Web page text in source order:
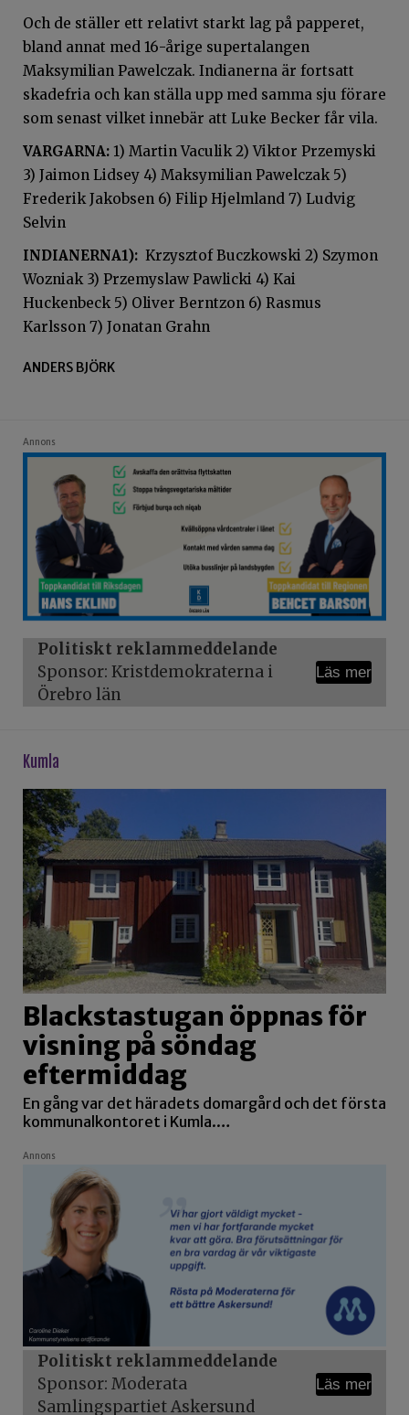
Och de ställer ett relativt starkt lag på papperet,
bland annat med 16-årige supertalangen
Maksymilian Pawelczak. Indianerna är fortsatt
skadefria och kan ställa upp med samma sju förare
som senast vilket innebär att Luke Becker får vila.
VARGARNA: 1) Martin Vaculik 2) Viktor Przemyski
3) Jaimon Lidsey 4) Maksymilian Pawelczak 5)
Frederik Jakobsen 6) Filip Hjelmland 7) Ludvig
Selvin
INDIANERNA1): Krzysztof Buczkowski 2) Szymon
Wozniak 3) Przemyslaw Pawlicki 4) Kai
Huckenbeck 5) Oliver Berntzon 6) Rasmus
Karlsson 7) Jonatan Grahn
ANDERS BJÖRK
Annons
Politiskt reklammeddelande
Sponsor: Kristdemokraterna i
Örebro län
Läs mer
kumla
Blackstastugan öppnas för
visning på söndag
eftermiddag
En gång var det häradets domargård och det första
kommunalkontoret i Kumla.…
Annons
Politiskt reklammeddelande
Sponsor: Moderata
Samlingspartiet Askersund
Läs mer